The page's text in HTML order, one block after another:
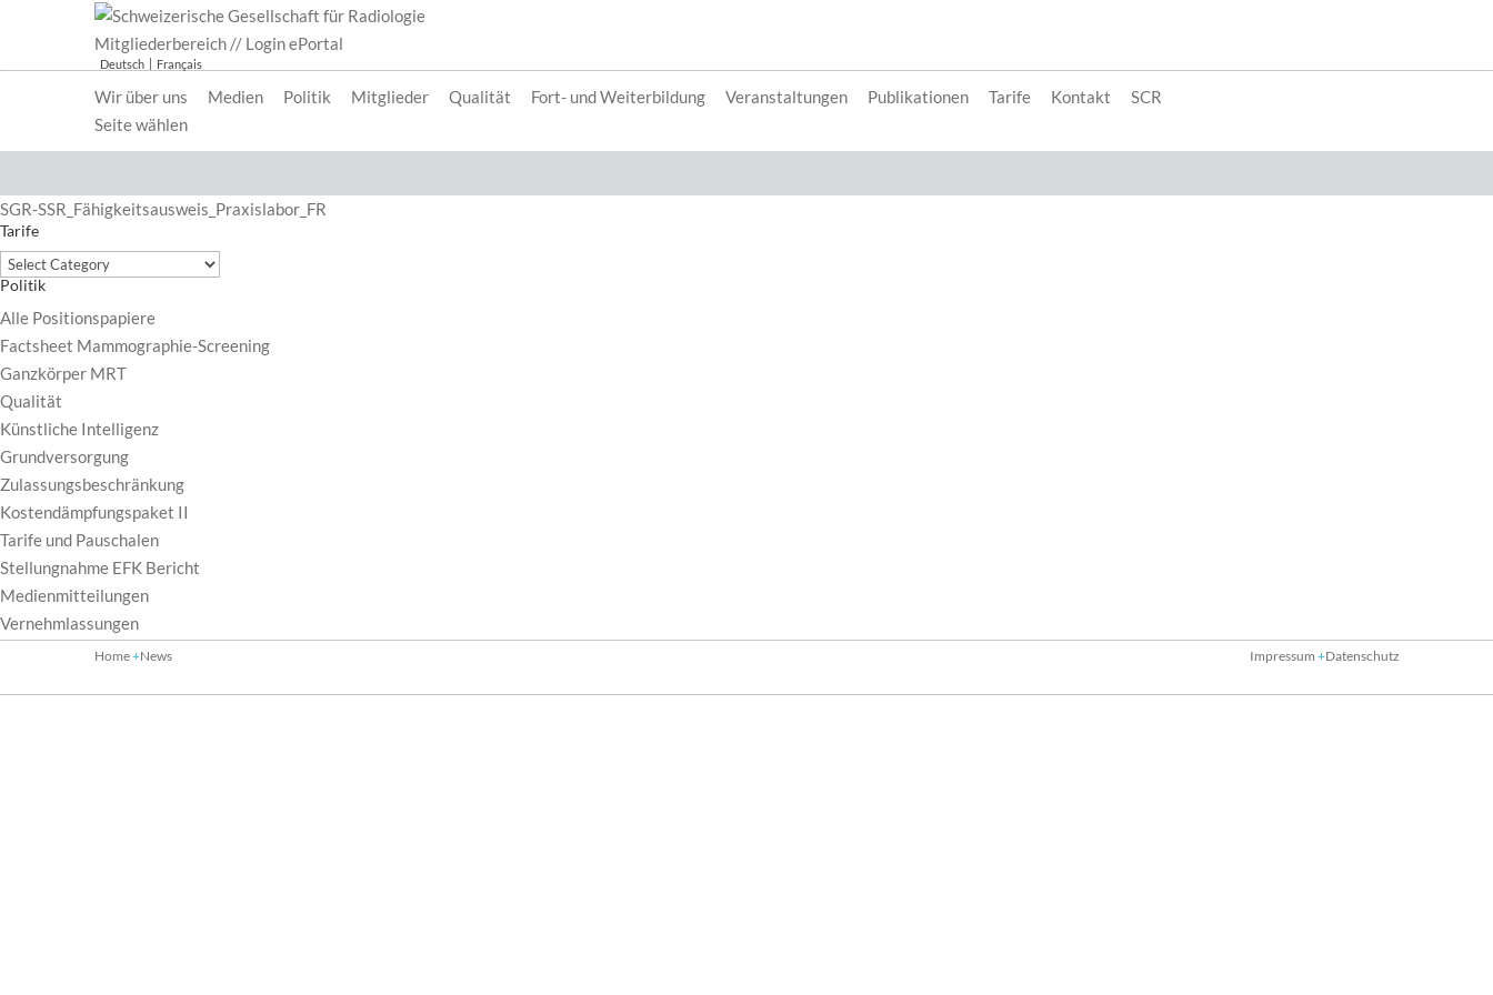
Mitgliederbereich // Login ePortal
Deutsch Français
Wir über uns Medien Politik Mitglieder Qualität Fort- und Weiterbildung Veranstaltungen Publikationen Tarife Kontakt
SCR
Seite wählen
SGR-SSR_Fähigkeitsausweis_Praxislabor_FR
Tarife
Tarife
Politik
Alle Positionspapiere
Factsheet Mammographie-Screening
Ganzkörper MRT
Qualität
Künstliche Intelligenz
Grundversorgung
Zulassungsbeschränkung
Kostendämpfungspaket II
Tarife und Pauschalen
Stellungnahme EFK Bericht
Medienmitteilungen
Vernehmlassungen
Home News Impressum Datenschutz